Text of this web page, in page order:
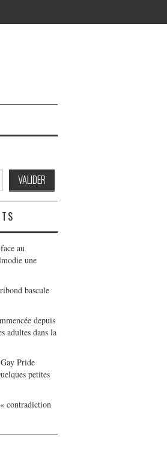
au
une
bascule
depuis
adultes dans la
Pride
petites
contradiction